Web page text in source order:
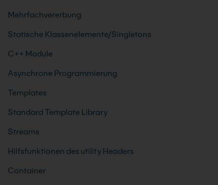
Mehrfachvererbung
Statische Klassenelemente/Singletons
C++ Module
Asynchrone Programmierung
Templates
Standard Template Library
Streams
Hilfsfunktionen des utility Headers
Container